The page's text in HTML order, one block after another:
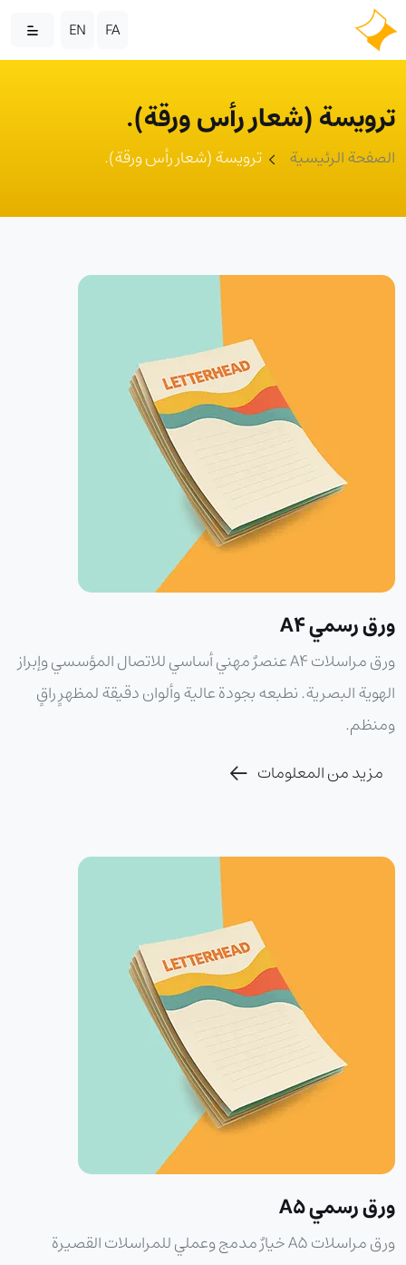
FA
EN
ترويسة (شعار رأس ورقة).
الصفحة الرئيسية ترويسة (شعار رأس ورقة).
ورق رسمي A4
ورق مراسلات A4 عنصرٌ مهني أساسي للاتصال المؤسسي وإبراز
الهوية البصرية. نطبعه بجودة عالية وألوان دقيقة لمظهرٍ راقٍ
ومنظم.
مزيد من المعلومات
ورق رسمي A5
ورق مراسلات A5 خيارٌ مدمج وعملي للمراسلات القصيرة